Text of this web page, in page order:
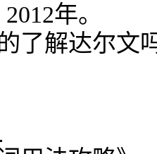
2012年。
的了解达尔